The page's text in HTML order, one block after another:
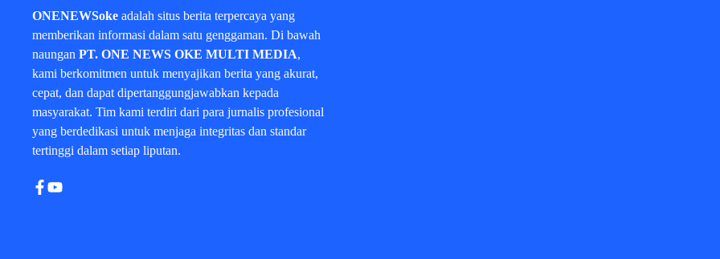
ONENEWSoke adalah situs berita terpercaya yang
memberikan informasi dalam satu genggaman. Di bawah
naungan PT. ONE NEWS OKE MULTI MEDIA,
kami berkomitmen untuk menyajikan berita yang akurat,
cepat, dan dapat dipertanggungjawabkan kepada
masyarakat. Tim kami terdiri dari para jurnalis profesional
yang berdedikasi untuk menjaga integritas dan standar
tertinggi dalam setiap liputan.